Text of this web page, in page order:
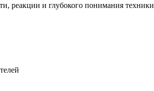
реакции и глубокого понимания техники